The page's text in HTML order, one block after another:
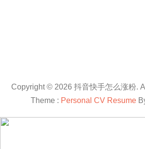
Copyright © 2026 抖音快手怎么涨粉.
Theme : Personal CV Resume